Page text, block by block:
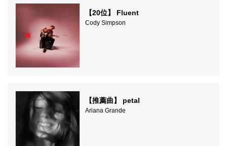
【20位】 Fluent
Cody Simpson
【推薦曲】 petal
Ariana Grande